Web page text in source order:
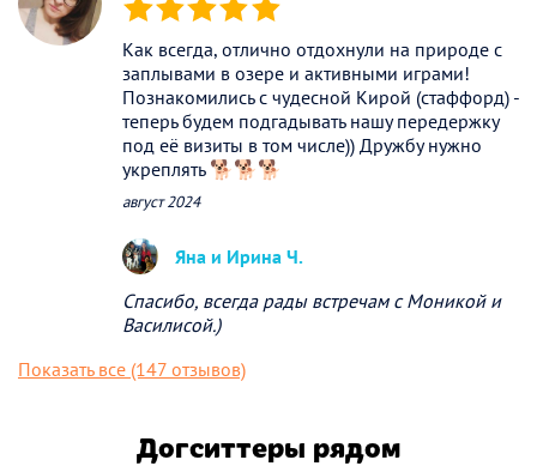
(*) (*) (*) (*) (*)
Как всегда, отлично отдохнули на природе с
заплывами в озере и активными играми!
Познакомились с чудесной Кирой (стаффорд) -
теперь будем подгадывать нашу передержку
под её визиты в том числе)) Дружбу нужно
укреплять 🐕🐕🐕
август 2024
Яна и Ирина Ч.
Спасибо, всегда рады встречам с Моникой и
Василисой.)
Показать все (147 отзывов)
Догситтеры рядом